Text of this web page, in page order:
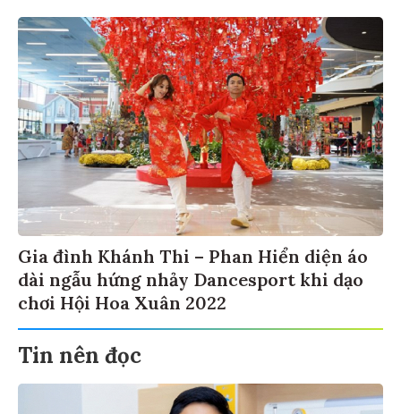
Gia đình Khánh Thi – Phan Hiển diện áo
dài ngẫu hứng nhảy Dancesport khi dạo
chơi Hội Hoa Xuân 2022
Tin nên đọc